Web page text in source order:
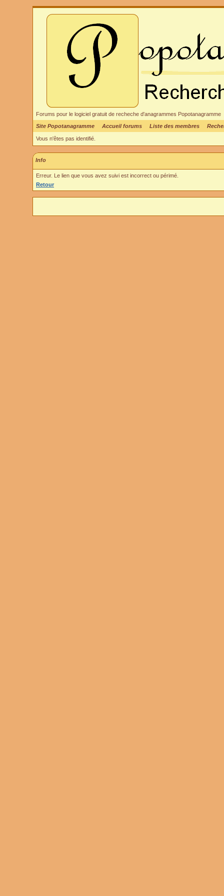
Forums pour le logiciel gratuit de recheche d'anagrammes Popotanagramme
Site Popotanagramme
Accueil forums Liste des membres
Vous n'êtes pas identifié.
Info
Erreur. Le lien que vous avez suivi est incorrect ou périmé.
Retour